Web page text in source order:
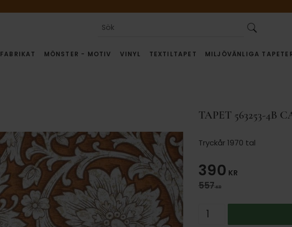
FABRIKAT MÖNSTER - MOTIV VINYL TEXTILTAPET MILJÖVÄNLIGA
TAPET 563253-4B
Tryckår 1970 tal
Nedsatt pris:
390 KR
Ordinarie pris:
557KR